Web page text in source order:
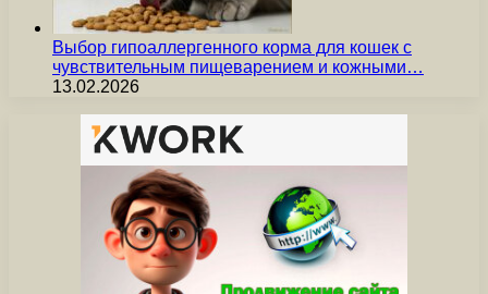
Выбор гипоаллергенного корма для кошек с
чувствительным пищеварением и кожными…
13.02.2026